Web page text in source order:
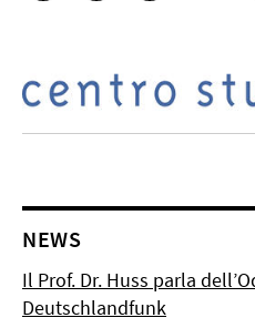
NEWS
Il Prof. Dr. Huss parla
Deutschlandfunk